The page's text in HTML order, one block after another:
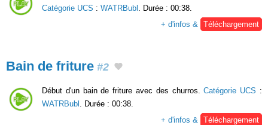
Catégorie UCS : WATRBubl . Durée : 00:38.
+ d'infos & Téléchargement
Bain de friture #2
Début d'un bain de friture avec des churros.Catégorie UCS :
WATRBubl
. Durée : 00:38.
+ d'infos &
Téléchargement